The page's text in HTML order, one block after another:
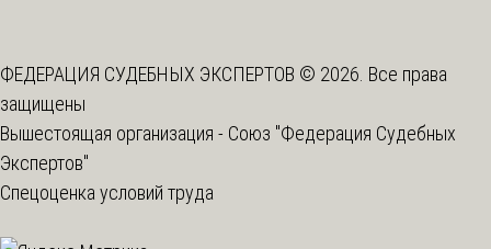
ФЕДЕРАЦИЯ СУДЕБНЫХ ЭКСПЕРТОВ © 2026. Все права
защищены
Вышестоящая организация - Союз "Федерация Судебных
Экспертов"
Спецоценка условий труда